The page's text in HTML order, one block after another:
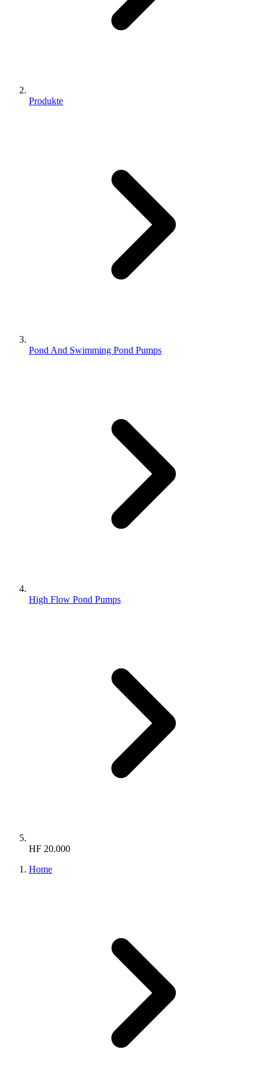
Produkte
Pond And Swimming Pond Pumps
High Flow Pond Pumps
HF 20.000
Home